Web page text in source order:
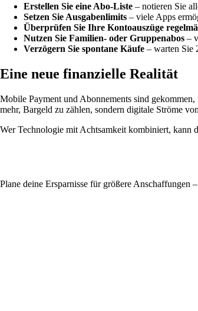
Erstellen Sie eine Abo-Liste – notieren Sie
Setzen Sie Ausgabenlimits – viele Apps
Überprüfen Sie Ihre Kontoauszüge
Nutzen Sie Familien- oder Gruppenabos –
Verzögern Sie spontane Käufe – warten Sie
Eine neue finanzielle Realität
Mobile Payment und Abonnements sind
mehr, Bargeld zu zählen, sondern digitale Ströme
Wer Technologie mit Achtsamkeit kombiniert, kann
Plane deine Ersparnisse für größere Anschaffungen